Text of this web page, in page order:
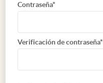
Contraseña*
Verificación de contraseña*